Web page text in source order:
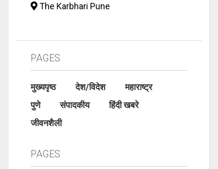
The Karbhari Pune
PAGES
मुख्यपृष्ठ देश/विदेश
महाराष्ट्र
पुणे
संपादकीय
हिंदी खबरे
जीवनशैली
PAGES